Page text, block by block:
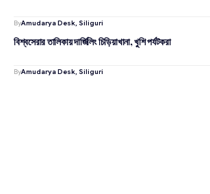
ByAmudarya Desk, Siliguri
বিশ্বসেরার তালিকায় দার্জিলিং চিড়িয়াখানা, খুশি পর্যটকরা
ByAmudarya Desk, Siliguri